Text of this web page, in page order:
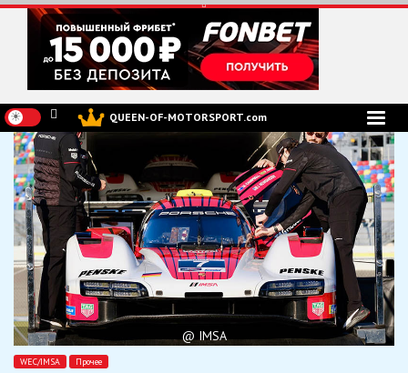
Перейти
содержимому
QUEEN-OF-MOTORSPORT.com
@ IMSA
WEC/IMSA Прочее